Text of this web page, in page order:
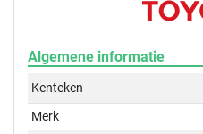
Algemene informatie
Kenteken
Merk